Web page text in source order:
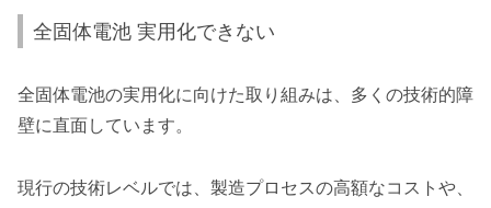
全固体電池 実用化できない
全固体電池の実用化に向けた取り組みは、多くの技術的障
壁に直面しています。
現行の技術レベルでは、製造プロセスの高額なコストや、